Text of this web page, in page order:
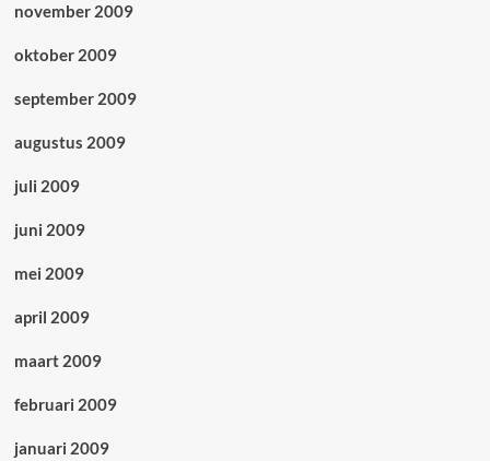
november 2009
oktober 2009
september 2009
augustus 2009
juli 2009
juni 2009
mei 2009
april 2009
maart 2009
februari 2009
januari 2009